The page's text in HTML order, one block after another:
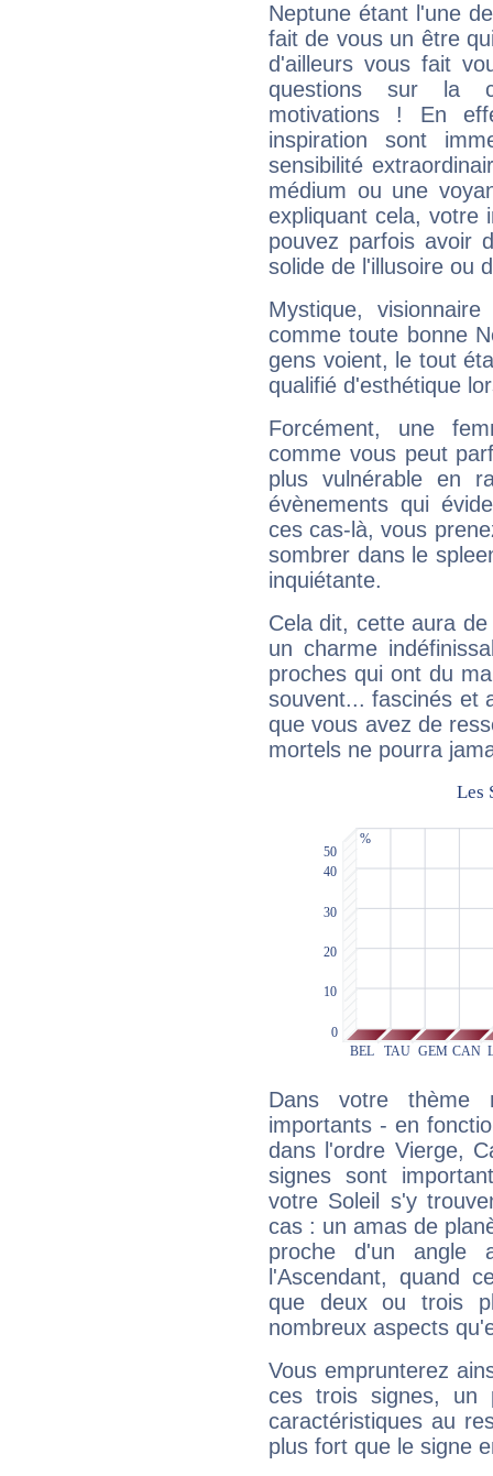
Neptune étant l'une
fait de vous un être
d'ailleurs vous fait
questions sur la
motivations ! En
inspiration sont
sensibilité
médium ou une
expliquant cela, votre
pouvez parfois avoir
solide de l'illusoire ou
Mystique,
comme toute bonne
gens voient, le tout
qualifié d'esthétique
Forcément, une
comme vous peut
plus vulnérable en
évènements qui
ces cas-là, vous
sombrer dans le
inquiétante.
Cela dit, cette aura
un charme
proches qui ont du
souvent... fascinés et
que vous avez de
mortels ne pourra
Dans votre thème
importants - en
dans l'ordre Vierge,
signes sont
votre Soleil s'y
cas : un amas de
proche d'un
l'Ascendant, quand
que deux ou trois
nombreux aspects
Vous emprunterez
ces trois signes, un
caractéristiques au
plus fort que le signe